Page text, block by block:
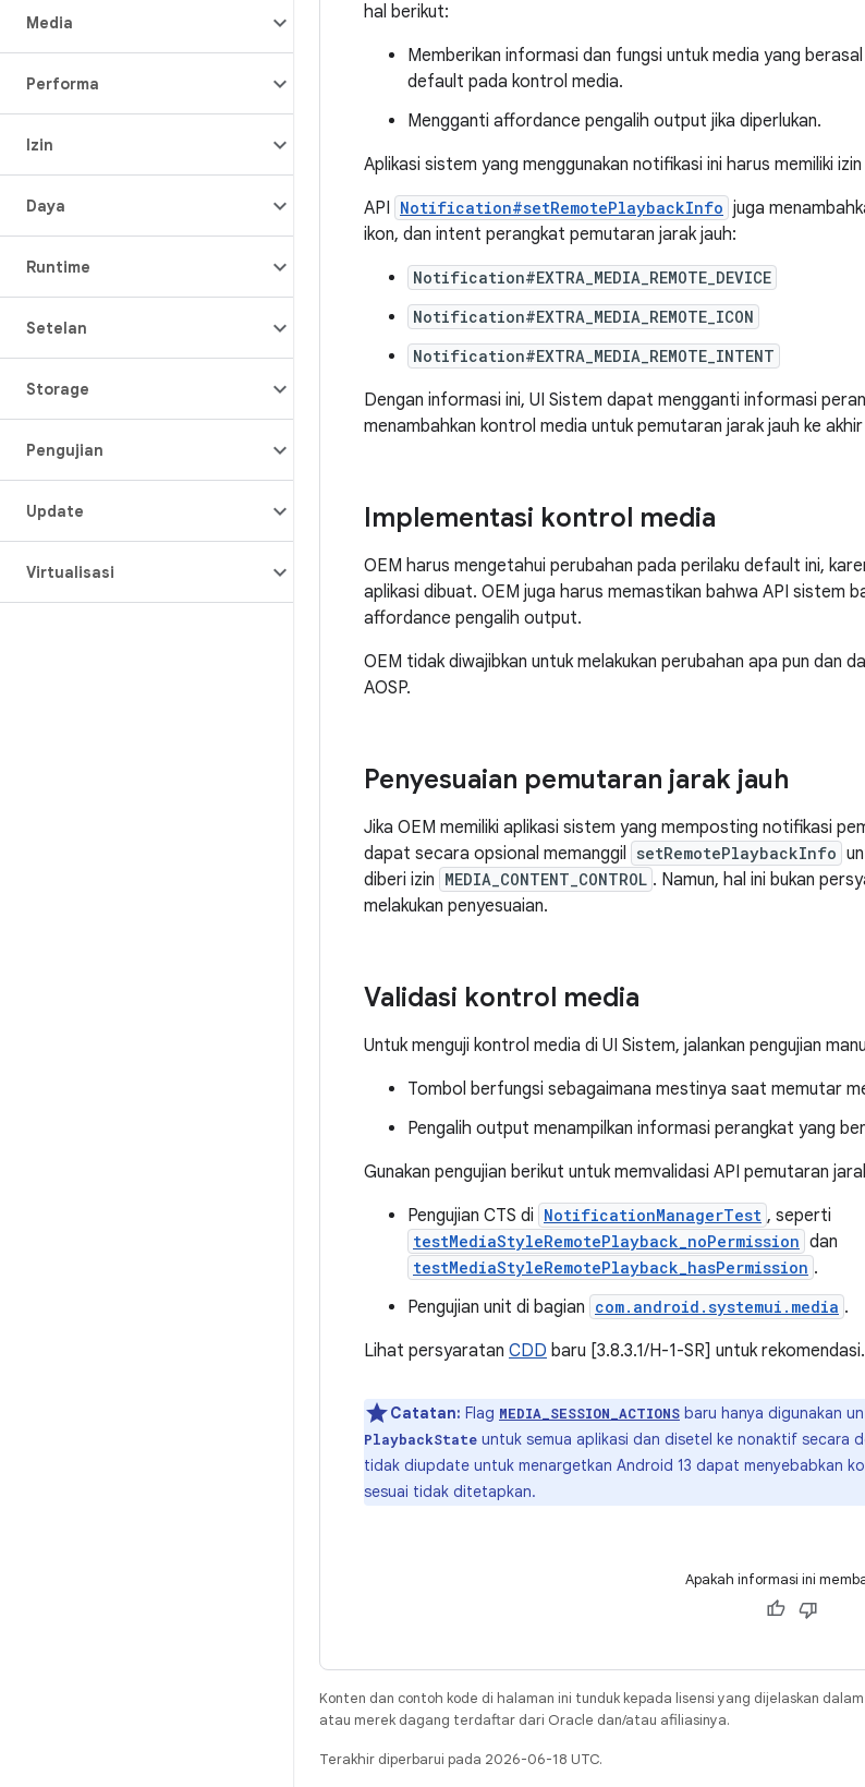
Media
Performa
Izin
Daya
Runtime
Setelan
Storage
Pengujian
Update
Virtualisasi
hal berikut:
Memberikan informasi dan fungsi untuk media yang
default pada kontrol media.
Mengganti affordance pengalih output jika diperlukan.
Aplikasi sistem yang menggunakan notifikasi ini harus memiliki izin
API Notification#setRemotePlaybackInfo juga
ikon, dan intent perangkat pemutaran jarak jauh:
Notification#EXTRA_MEDIA_REMOTE_DEVICE
Notification#EXTRA_MEDIA_REMOTE_ICON
Notification#EXTRA_MEDIA_REMOTE_INTENT
Dengan informasi ini, UI Sistem dapat mengganti informasi
menambahkan kontrol media untuk pemutaran jarak jauh ke
Implementasi kontrol media
OEM harus mengetahui perubahan pada perilaku default ini,
aplikasi dibuat. OEM juga harus memastikan bahwa API sistem
affordance pengalih output.
OEM tidak diwajibkan untuk melakukan perubahan apa pun dan
AOSP.
Penyesuaian pemutaran jarak jauh
Jika OEM memiliki aplikasi sistem yang memposting notifikasi
dapat secara opsional memanggil setRemotePlaybackInfo
diberi izin MEDIA_CONTENT_CONTROL . Namun, hal ini bukan
melakukan penyesuaian.
Validasi kontrol media
Untuk menguji kontrol media di UI Sistem, jalankan pengujian
Tombol berfungsi sebagaimana mestinya saat memutar
Pengalih output menampilkan informasi perangkat yang
Gunakan pengujian berikut untuk memvalidasi API pemutaran
Pengujian CTS di NotificationManagerTest , seperti
testMediaStyleRemotePlayback_noPermission dan
testMediaStyleRemotePlayback_hasPermission .
Pengujian unit di bagian com.android.systemui.media .
Lihat persyaratan CDD baru [3.8.3.1/H-1-SR] untuk rekomendasi.
Catatan: Flag MEDIA_SESSION_ACTIONS baru hanya digunakan
PlaybackState untuk semua aplikasi dan disetel ke nonaktif secara
tidak diupdate untuk menargetkan Android 13 dapat menyebabkan
sesuai tidak ditetapkan.
Apakah informasi ini
Konten dan contoh kode di halaman ini tunduk kepada lisensi yang dijelaskan dalam
atau merek dagang terdaftar dari Oracle dan/atau afiliasinya.
Terakhir diperbarui pada 2026-06-18 UTC.